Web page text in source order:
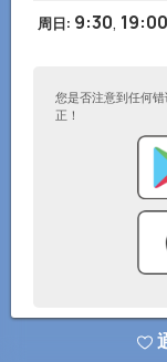
周日: 9:30, 19:00
您是否注意到任何
正！
©